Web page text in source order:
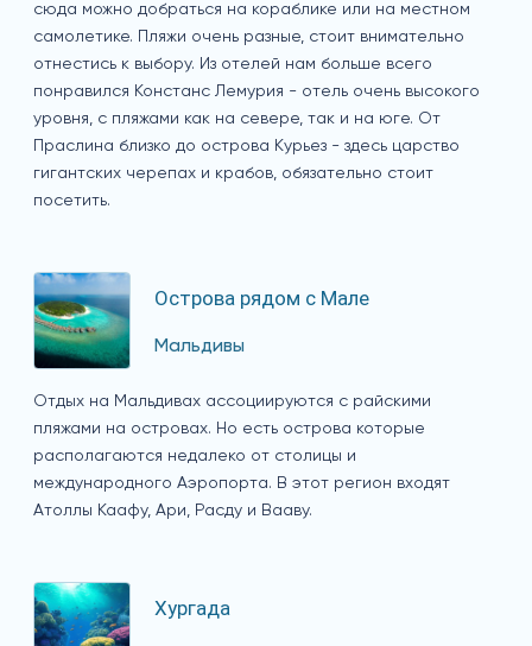
сюда можно добраться на кораблике или на местном
самолетике. Пляжи очень разные, стоит внимательно
отнестись к выбору. Из отелей нам больше всего
понравился Констанс Лемурия - отель очень высокого
уровня, с пляжами как на севере, так и на юге. От
Праслина близко до острова Курьез - здесь царство
гигантских черепах и крабов, обязательно стоит
посетить.
Острова рядом с Мале
Мальдивы
Отдых на Мальдивах ассоциируются с райскими
пляжами на островах. Но есть острова которые
располагаются недалеко от столицы и
международного Аэропорта. В этот регион входят
Атоллы Каафу, Ари, Расду и Вааву.
Хургада